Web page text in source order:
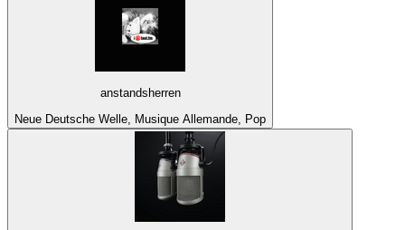
anstandsherren
Neue Deutsche Welle, Musique Allemande, Pop